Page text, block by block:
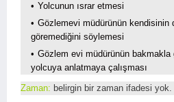
Yolcunun ısrar etmesi
Gözlemevi müdürünün kendisinin
göremediğini söylemesi
Gözlem evi müdürünün bakmakla
yolcuya anlatmaya çalışması
Zaman: belirgin bir zaman ifadesi yok.